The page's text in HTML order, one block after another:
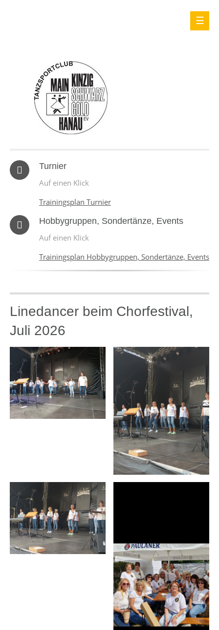
Turnier
Auf einen Klick
Trainingsplan Turnier
Hobbygruppen, Sondertänze, Events
Auf einen Klick
Trainingsplan Hobbygruppen, Sondertänze, Events
Linedancer beim Chorfestival,
Juli 2026